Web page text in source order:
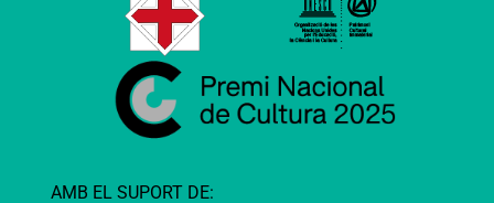
AMB EL SUPORT DE: